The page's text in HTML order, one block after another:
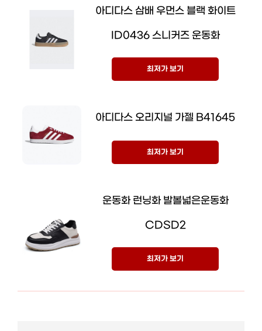
아디다스 삼배 우먼스 블랙 화이트
ID0436 스니커즈 운동화
최저가 보기
아디다스 오리지널 가젤 B41645
최저가 보기
운동화 런닝화 발볼넓은운동화
CDSD2
최저가 보기